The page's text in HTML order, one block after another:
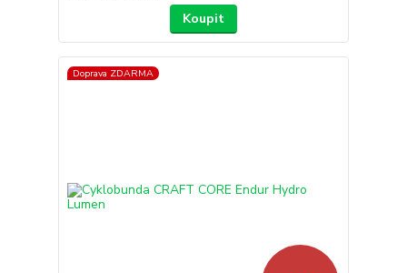
Koupit
Doprava ZDARMA